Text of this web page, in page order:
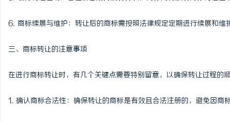
6. 商标续展与维护：转让后的商标需按照法律规定定期进行续展和维
三、商标转让的注意事项
在进行商标转让时，有几个关键点需要特别留意，以确保转让过程的
1. 确认商标合法性：确保转让的商标是有效且合法注册的，避免因商